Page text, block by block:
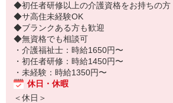
◆初任者研修以上の介護資格をお持ちの方
◆サ高住未経験OK
◆ブランクある方も歓迎
◆無資格でも相談可
・介護福祉士：時給1650円〜
・初任者研修：時給1450円〜
・未経験：時給1350円〜
休日・休暇
＜休日＞